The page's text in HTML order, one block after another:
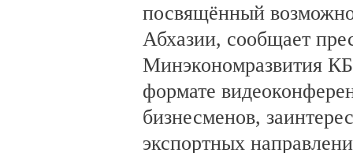
посвящённый
Абхазии, сообщает
Минэкономразвития
формате
бизнесменов,
экспортных